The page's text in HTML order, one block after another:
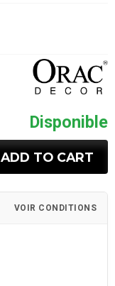
Disponible
ADD TO CART
VOIR CONDITIONS